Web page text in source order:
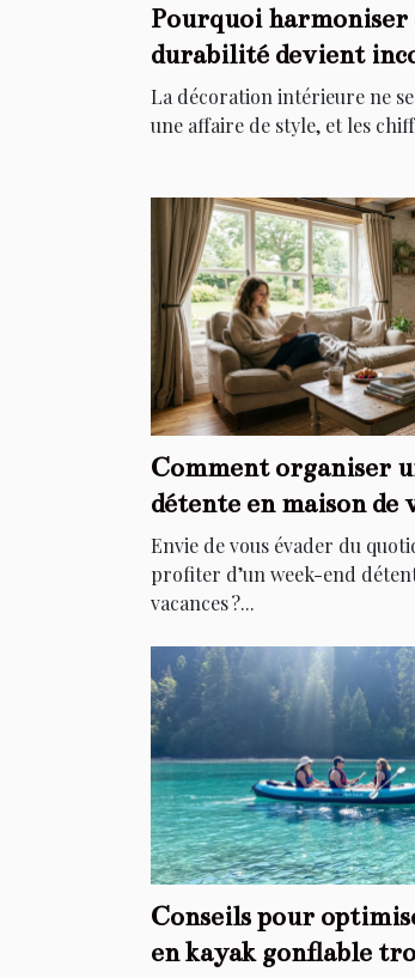
Pourquoi harmoniser
durabilité devient
chez soi
La décoration intérieure ne
une affaire de style, et les
Comment organiser
détente en maison de
Envie de vous évader du
profiter d’un week-end
vacances ?...
Conseils pour
en kayak gonflable